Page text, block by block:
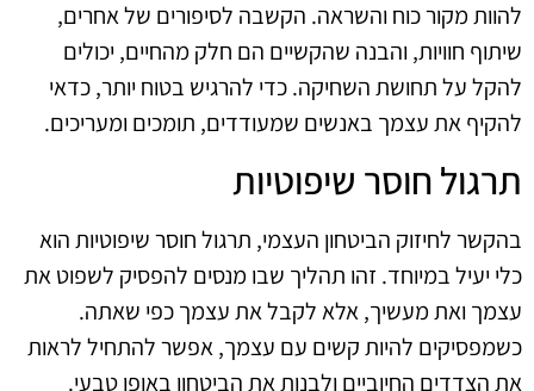
להוות מקור כוח והשראה. הקשבה לסיפורים של אחרים,
שיתוף חוויות, והבנה שהקשיים הם חלק מהחיים, יכולים
להקל על תחושת השחיקה. כדי להרגיש בטוח יותר, כדאי
להקיף את עצמך באנשים שמעודדים, תומכים ומעריכים.
תרגול חוסר שיפוטיות
בהקשר לחיזוק הביטחון העצמי, תרגול חוסר שיפוטיות הוא
כלי יעיל במיוחד. זהו תהליך שבו מנסים להפסיק לשפוט את
עצמך ואת מעשיך, אלא לקבל את עצמך כפי שאתה.
כשמפסיקים להיות קשים עם עצמך, אפשר להתחיל לראות
את הצדדים החיוביים ולבנות את הביטחון באופן טבעי.